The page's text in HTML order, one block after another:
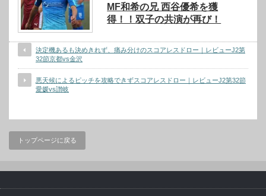
MF和希の兄 西谷優希を獲
得！！双子の共演が再び！
決定機あるも決めきれず、痛み分けのスコアレスドロー｜レビューJ2第
32節京都vs金沢
悪天候によるピッチを攻略できずスコアレスドロー｜レビューJ2第32節
愛媛vs讃岐
トップページに戻る